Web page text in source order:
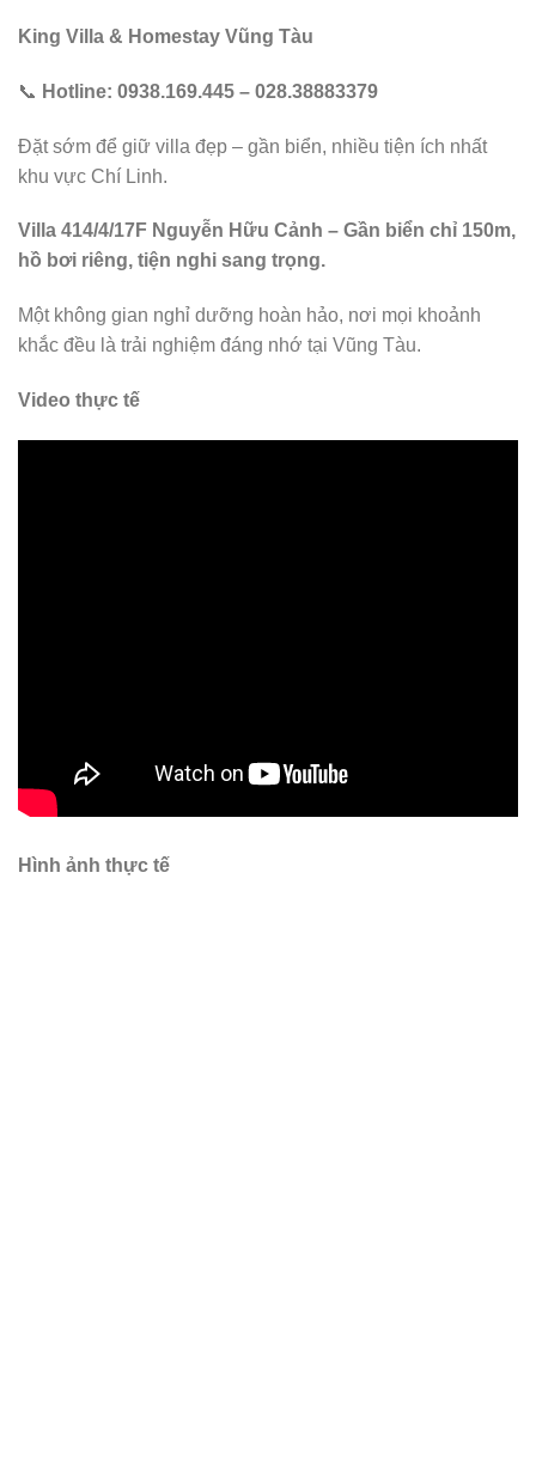
King Villa & Homestay Vũng Tàu
📞 Hotline: 0938.169.445 – 028.38883379
Đặt sớm để giữ villa đẹp – gần biển, nhiều tiện ích nhất
khu vực Chí Linh.
Villa 414/4/17F Nguyễn Hữu Cảnh – Gần biển chỉ 150m,
hồ bơi riêng, tiện nghi sang trọng.
Một không gian nghỉ dưỡng hoàn hảo, nơi mọi khoảnh
khắc đều là trải nghiệm đáng nhớ tại Vũng Tàu.
Video thực tế
Hình ảnh thực tế